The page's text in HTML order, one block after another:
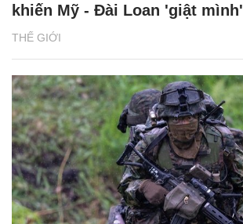
THẾ GIỚI
khiến Mỹ - Đài Loan 'giật mình'